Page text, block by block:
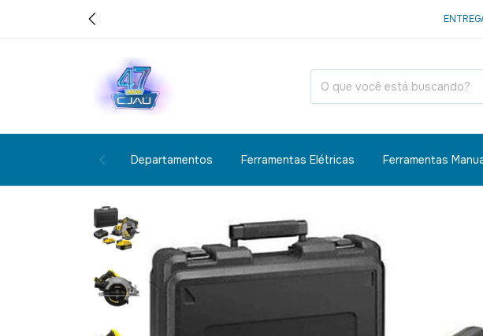
Departamentos Ferramentas Elétricas Ferramentas